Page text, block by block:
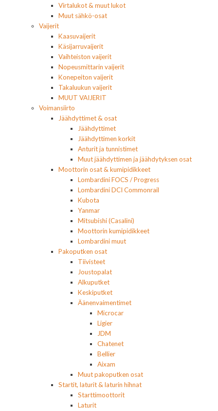
Virtalukot & muut lukot
Muut sähkö-osat
Vaijerit
Kaasuvaijerit
Käsijarruvaijerit
Vaihteiston vaijerit
Nopeusmittarin vaijerit
Konepeiton vaijerit
Takaluukun vaijerit
MUUT VAIJERIT
Voimansiirto
Jäähdyttimet & osat
Jäähdyttimet
Jäähdyttimen korkit
Anturit ja tunnistimet
Muut jäähdyttimen ja jäähdytyksen osat
Moottorin osat & kumipidikkeet
Lombardini FOCS / Progress
Lombardini DCI Commonrail
Kubota
Yanmar
Mitsubishi (Casalini)
Moottorin kumipidikkeet
Lombardini muut
Pakoputken osat
Tiivisteet
Joustopalat
Alkuputket
Keskiputket
Äänenvaimentimet
Microcar
Ligier
JDM
Chatenet
Bellier
Aixam
Muut pakoputken osat
Startit, laturit & laturin hihnat
Starttimoottorit
Laturit